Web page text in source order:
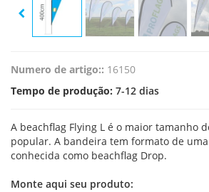
Numero de artigo:: 16150
Tempo de produção: 7-12 dias
A beachflag Flying L é o maior tamanho
popular. A bandeira tem formato de
conhecida como beachflag Drop.
Monte aqui seu produto: